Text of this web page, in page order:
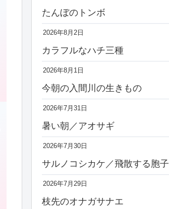
たんぼのトンボ
2026年8月2日
カラフルなハチ三種
2026年8月1日
今朝の入間川の生きもの
2026年7月31日
暑い朝／アオサギ
2026年7月30日
サルノコシカケ／飛散する胞子
2026年7月29日
枝先のオナガサナエ